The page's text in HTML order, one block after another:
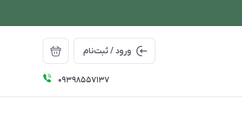
ورود / ثبت‌نام
09398557137